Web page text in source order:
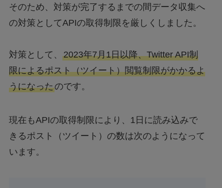
そのため、対策が完了するまでの間データ収集へ
の対策としてAPIの取得制限を厳しくしました。
対策として、 2023年7月1日以降、Twitter API制
限によるポスト（ツイート）閲覧制限がかかるよ
うになったのです。
現在もAPIの取得制限により、1日に読み込みで
きるポスト（ツイート）の数は次のようになって
います。